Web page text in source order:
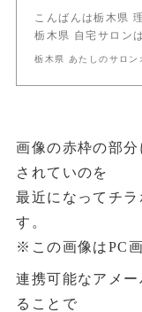
こんばんは栃木県
栃木県 自宅サロン
栃木県 あたしのサロン
画像の赤枠の部
されていのを
最近になってチ
す。
※この画像はPC
連携可能なアメ
ることで